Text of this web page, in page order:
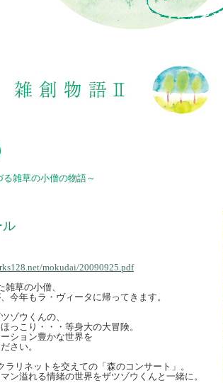
)
雑草の小僧の物語～
ル
mokudai/20090925.pdf
草の小僧、
今年もラ・ヴィータに帰ってきます。
ゾウくんの、
っこり・・・等身大の大冒険。
ション豊かな世界を
さい。
リネットを交えての「森のコンサート」。
ン溢れる情緒の世界をザツゾウくんと一緒に。